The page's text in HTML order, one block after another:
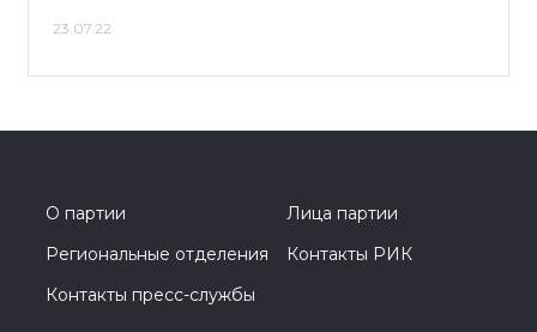
23.07.22
О партии
Лица партии
Региональные отделения
Контакты РИК
Контакты пресс-службы